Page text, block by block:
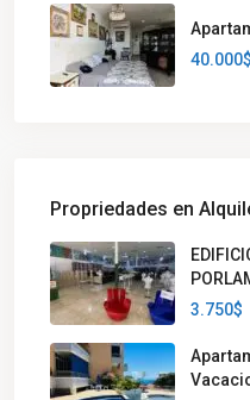
40.000$
Propriedades en
3.750$